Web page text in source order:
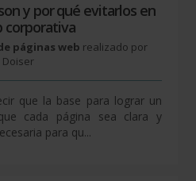
y por qué evitarlos en
corporativa
páginas web realizado por
Doiser
que la base para lograr un
cada página sea clara y
para qu...